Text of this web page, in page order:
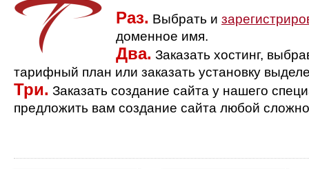
Раз. Выбрать и
доменное имя.
Два. Заказать хостинг,
тарифный план или заказать установку
Три. Заказать создание сайта у нашего
предложить вам создание сайта любой